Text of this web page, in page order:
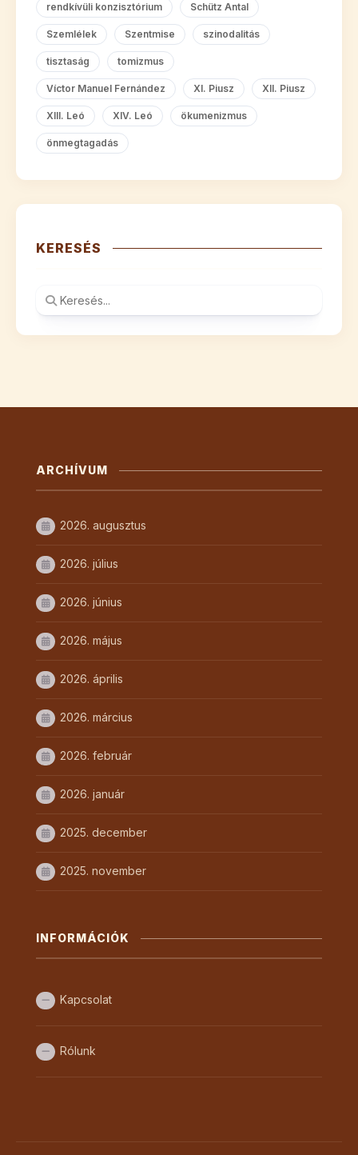
rendkívüli konzisztórium Schütz Antal
Szemlélek Szentmise szinodalitás
tisztaság tomizmus
Víctor Manuel Fernández XI. Piusz XII. Piusz
XIII. Leó XIV. Leó ökumenizmus
önmegtagadás
KERESÉS
ARCHÍVUM
2026. augusztus
2026. július
2026. június
2026. május
2026. április
2026. március
2026. február
2026. január
2025. december
2025. november
INFORMÁCIÓK
Kapcsolat
Rólunk